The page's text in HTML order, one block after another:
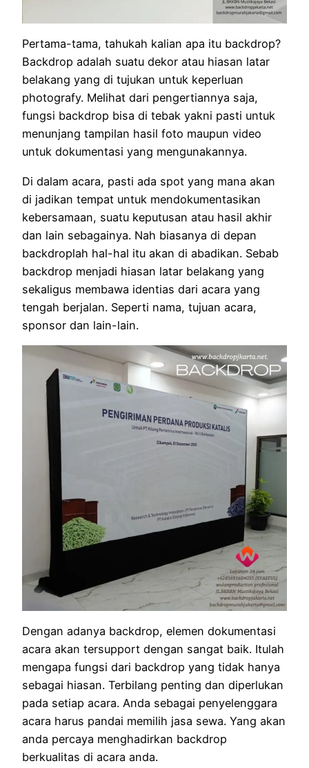
Pertama-tama, tahukah kalian apa itu backdrop?
Backdrop adalah suatu dekor atau hiasan latar
belakang yang di tujukan untuk keperluan
photografy. Melihat dari pengertiannya saja,
fungsi backdrop bisa di tebak yakni pasti untuk
menunjang tampilan hasil foto maupun video
untuk dokumentasi yang mengunakannya.
Di dalam acara, pasti ada spot yang mana akan
di jadikan tempat untuk mendokumentasikan
kebersamaan, suatu keputusan atau hasil akhir
dan lain sebagainya. Nah biasanya di depan
backdroplah hal-hal itu akan di abadikan. Sebab
backdrop menjadi hiasan latar belakang yang
sekaligus membawa identias dari acara yang
tengah berjalan. Seperti nama, tujuan acara,
sponsor dan lain-lain.
Dengan adanya backdrop, elemen dokumentasi
acara akan tersupport dengan sangat baik. Itulah
mengapa fungsi dari backdrop yang tidak hanya
sebagai hiasan. Terbilang penting dan diperlukan
pada setiap acara. Anda sebagai penyelenggara
acara harus pandai memilih jasa sewa. Yang akan
anda percaya menghadirkan backdrop
berkualitas di acara anda.